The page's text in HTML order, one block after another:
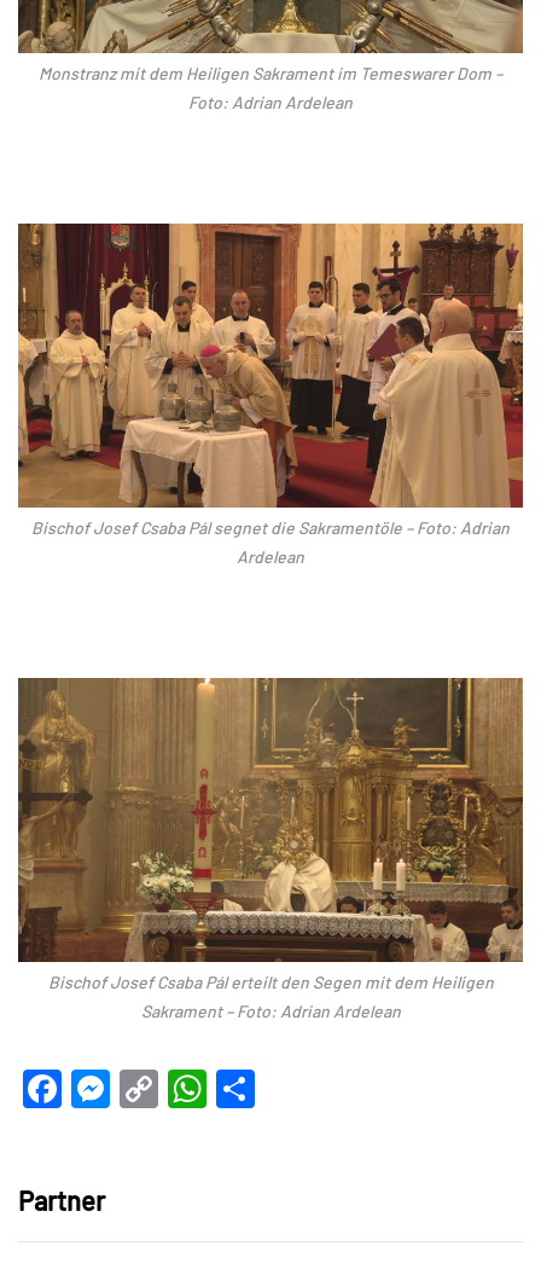
Monstranz mit dem Heiligen Sakrament im Temeswarer Dom –
Foto: Adrian Ardelean
Bischof Josef Csaba Pál segnet die Sakramentöle – Foto: Adrian
Ardelean
Bischof Josef Csaba Pál erteilt den Segen mit dem Heiligen
Sakrament – Foto: Adrian Ardelean
Facebook
Messenger
CopyWhatsApp
Partner